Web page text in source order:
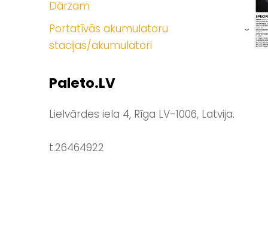
Dārzam
Portatīvās akumulatoru
stacijas/akumulatori
›
Paleto.LV
Lielvārdes iela 4, Rīga LV-1006, Latvija.
t.26464922